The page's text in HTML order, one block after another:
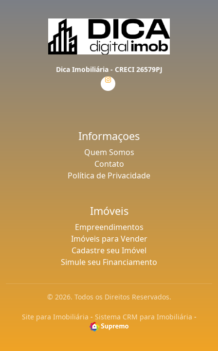
Dica Imobiliária - CRECI 26579PJ
Informaçoes
Quem Somos
Contato
Política de Privacidade
Imóveis
Empreendimentos
Imóveis para Vender
Cadastre seu Imóvel
Simule seu Financiamento
© 2026. Todos os Direitos Reservados.
Site para Imobiliária - Sistema CRM para Imobiliária -